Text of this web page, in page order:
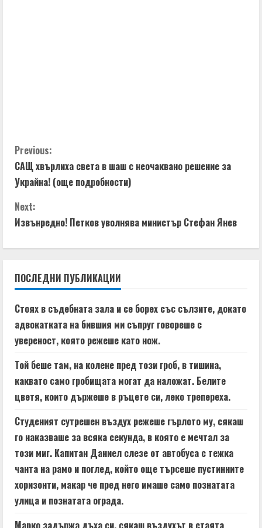
C
o
n
t
i
n
u
e
R
e
a
d
i
n
g
Previous:
САЩ хвърлиха света в шаш с неочаквано решение за
Украйна! (още подробности)
Next:
Извънредно! Петков уволнява министър Стефан Янев
ПОСЛЕДНИ ПУБЛИКАЦИИ
Стоях в съдебната зала и се борех със сълзите, докато
адвокатката на бившия ми съпруг говореше с
увереност, която режеше като нож.
Той беше там, на колене пред този гроб, в тишина,
каквато само гробищата могат да наложат. Белите
цветя, които държеше в ръцете си, леко трепереха.
Студеният сутрешен въздух режеше гърлото му, сякаш
го наказваше за всяка секунда, в която е мечтал за
този миг. Капитан Даниел слезе от автобуса с тежка
чанта на рамо и поглед, който още търсеше пустинните
хоризонти, макар че пред него имаше само познатата
улица и познатата ограда.
Марко задържа дъха си, сякаш въздухът в стаята